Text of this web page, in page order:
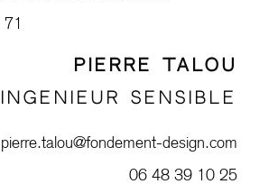
PIERRE TALOU
SENSIBLE
pierre.talou@fondement-design.com
06 48 39 10 25